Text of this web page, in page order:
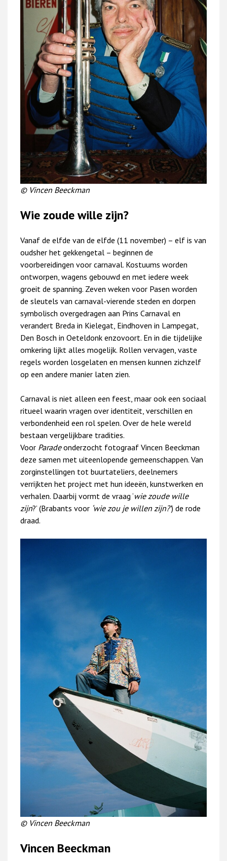
© Vincen Beeckman
Wie zoude wille zijn?
Vanaf de elfde van de elfde (11 november) – elf is van
oudsher het gekkengetal – beginnen de
voorbereidingen voor carnaval. Kostuums worden
ontworpen, wagens gebouwd en met iedere week
groeit de spanning. Zeven weken voor Pasen worden
de sleutels van carnaval-vierende steden en dorpen
symbolisch overgedragen aan Prins Carnaval en
verandert Breda in Kielegat, Eindhoven in Lampegat,
Den Bosch in Oeteldonk enzovoort. En in die tijdelijke
omkering lijkt alles mogelijk. Rollen vervagen, vaste
regels worden losgelaten en mensen kunnen zichzelf
op een andere manier laten zien.
Carnaval is niet alleen een feest, maar ook een sociaal
ritueel waarin vragen over identiteit, verschillen en
verbondenheid een rol spelen. Over de hele wereld
bestaan vergelijkbare tradities.
Voor Paradeonderzocht fotograaf Vincen Beeckman
deze samen met uiteenlopende gemeenschappen. Van
zorginstellingen tot buurtateliers, deelnemers
verrijkten het project met hun ideeën, kunstwerken en
verhalen. Daarbij vormt de vraag ‘wie zoude wille
zijn?’ (Brabants voor ‘wie zou je willen zijn?’) de rode
draad.
© Vincen Beeckman
Vincen Beeckman